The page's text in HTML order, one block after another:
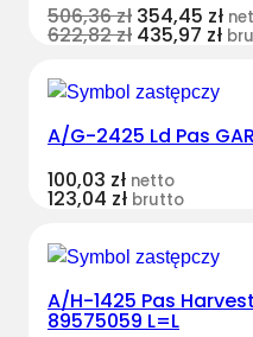
506,36zł 354,45 zł
622,82zł 435,97 zł
A/G-2425 Ld Pas
100,03 zł netto
123,04 zł brutto
A/H-1425 Pas
89575059 L=L